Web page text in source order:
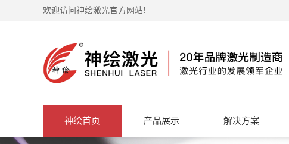
欢迎访问神绘激光官方网站!
神绘首页 产品展示 解决方案